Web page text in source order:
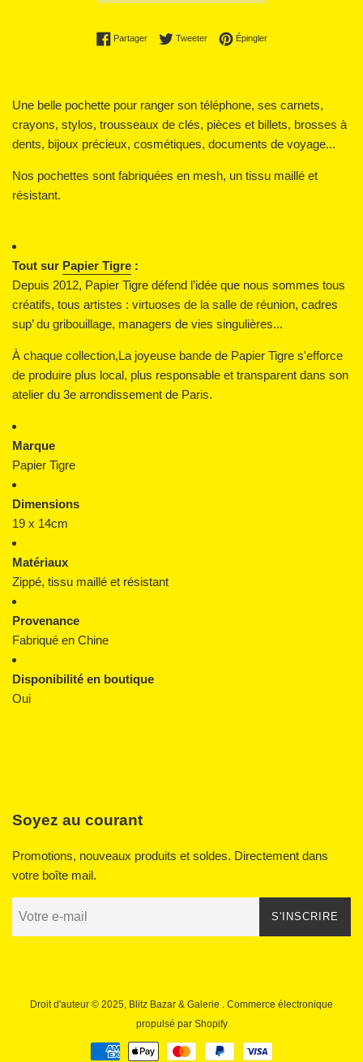
PartagerPartager sur Facebook
TweeterTweeter sur Twitter
ÉpinglerÉpingler sur Pinterest
Une belle pochette pour ranger son téléphone, ses carnets,
crayons, stylos, trousseaux de clés, pièces et billets, brosses à
dents, bijoux précieux, cosmétiques, documents de voyage...
Nos pochettes sont fabriquées en mesh, un tissu maillé et
résistant.
Tout sur Papier Tigre :
Depuis 2012, Papier Tigre défend l’idée que nous sommes tous
créatifs, tous artistes : virtuoses de la salle de réunion, cadres
sup’ du gribouillage, managers de vies singulières...
À chaque collection,La joyeuse bande de Papier Tigre s'efforce
de produire plus local, plus responsable et transparent dans son
atelier du 3e arrondissement de Paris.
Marque
Papier Tigre
Dimensions
19 x 14cm
Matériaux
Zippé, tissu maillé et résistant
Provenance
Fabriqué en Chine
Disponibilité en boutique
Oui
Soyez au courant
Promotions, nouveaux produits et soldes. Directement dans
votre boîte mail.
S'INSCRIRE
Droit d'auteur © 2025, Blitz Bazar & Galerie . Commerce électronique
propulsé par Shopify
Icônes